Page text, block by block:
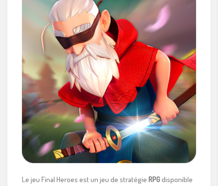
Le jeu Final Heroes est un jeu de stratégie RPGdisponible